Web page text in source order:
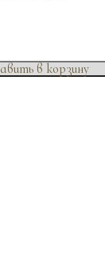
в корзину